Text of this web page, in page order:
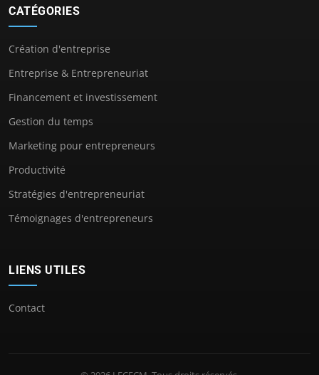
CATÉGORIES
Création d'entreprise
Entreprise & Entrepreneuriat
Financement et investissement
Gestion du temps
Marketing pour entrepreneurs
Productivité
Stratégies d'entrepreneuriat
Témoignages d'entrepreneurs
LIENS UTILES
Contact